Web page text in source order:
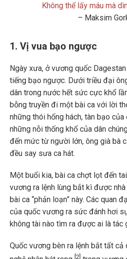
Không thể lấy máu mà
– Maksim
1. Vị vua bạo ngược
Ngày xưa, ở vương quốc Dagestan
tiếng bạo ngược. Dưới triều đại
dân trong nước hết sức cực khổ
bỗng truyền đi một bài ca với lời
những thói hống hách, tàn bạo
những nỗi thống khổ của dân
đến mức từ người lớn, ông già bà
đều say sưa ca hát.
Một buổi kia, bài ca chợt lọt đến
vương ra lệnh lùng bắt kì được
bài ca “phản loạn” này. Các quan
của quốc vương ra sức đánh hơi
không tài nào tìm ra được ai là tác
Quốc vương bèn ra lệnh bắt tất cả
[2]